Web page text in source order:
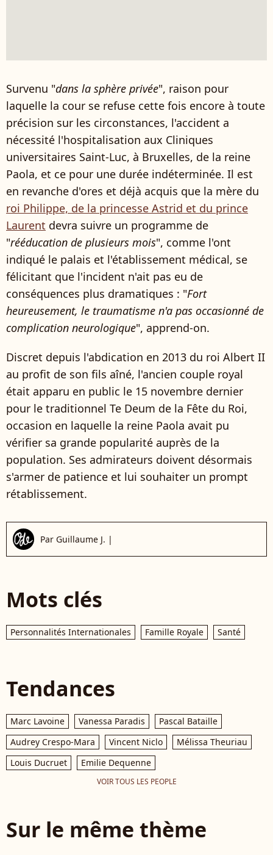
Survenu "dans la sphère privée", raison pour
laquelle la cour se refuse cette fois encore à toute
précision sur les circonstances, l'accident a
nécessité l'hospitalisation aux Cliniques
universitaires Saint-Luc, à Bruxelles, de la reine
Paola, et ce pour une durée indéterminée. Il est
en revanche d'ores et déjà acquis que la mère du
roi Philippe, de la princesse Astrid et du prince
Laurent devra suivre un programme de
"rééducation de plusieurs mois", comme l'ont
indiqué le palais et l'établissement médical, se
félicitant que l'incident n'ait pas eu de
conséquences plus dramatiques : "Fort
heureusement, le traumatisme n'a pas occasionné de
complication neurologique", apprend-on.
Discret depuis l'abdication en 2013 du roi Albert II
au profit de son fils aîné, l'ancien couple royal
était apparu en public le 15 novembre dernier
pour le traditionnel Te Deum de la Fête du Roi,
occasion en laquelle la reine Paola avait pu
vérifier sa grande popularité auprès de la
population. Ses admirateurs doivent désormais
s'armer de patience et lui souhaiter un prompt
rétablissement.
Par Guillaume J. |
Mots clés
Personnalités Internationales Famille Royale Santé
Tendances
Marc Lavoine Vanessa Paradis
Pascal Bataille
Audrey Crespo-Mara
Vincent Niclo
Mélissa Theuriau
Louis Ducruet
Emilie Dequenne
VOIR TOUS LES PEOPLE
Sur le même thème